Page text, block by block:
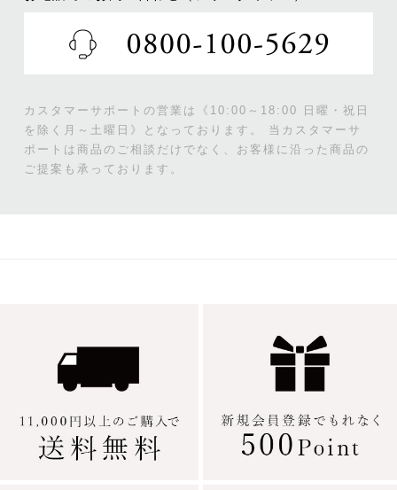
カスタマーサポートの営業は《10:00～18:00 日曜・祝日
を除く月～土曜日》となっております。
当カスタマーサ
ポートは商品のご相談だけでなく、お客様に沿った商品の
ご提案も承っております。